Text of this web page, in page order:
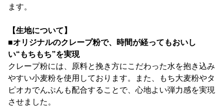
ます。
【生地について】
■オリジナルのクレープ粉で、時間が経ってもおいし
い“もちもち”を実現
クレープ粉には、原料と挽き方にこだわった水を抱き込み
やすい小麦粉を使用しております。また、もち大麦粉やタ
ピオカでんぷんも配合することで、心地よい弾力感を実現
させました。